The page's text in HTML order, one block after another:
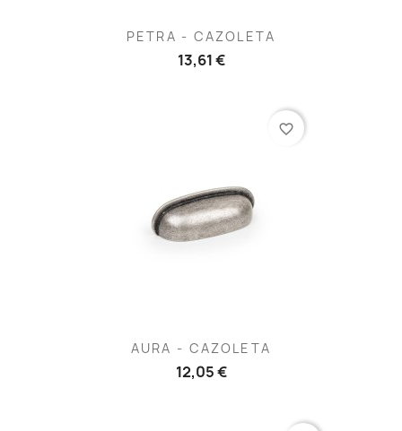
PETRA - CAZOLETA
13,61 €
AURA - CAZOLETA
12,05 €
favorite_border